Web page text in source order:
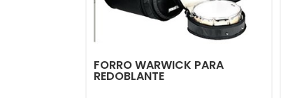
FORRO WARWICK PARA
REDOBLANTE